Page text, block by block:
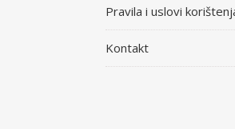
Pravila i uslovi
Kontakt